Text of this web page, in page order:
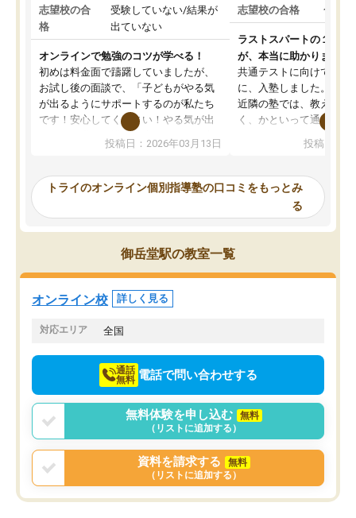
志望校の合
格
受験していない/結果が
出ていない
オンラインで勉強のコツが学べる！
初めは料金面で躊躇していましたが、
お試し後の面談で、「子どもがやる気
が出るようにサポートするのが私たち
です！安心してください！やる気が出
ないのは私たち講師の責任です」と言
ってくださり、確かに！と考えて、思
ったんですが、学生の先生から学ぶこ
み、徐々に成績が上がったらいいなと
思っていました。何が今足りないのか
を的確に指導いただき、子どももびっ
くりするほど楽しんでやる気を持って
塾を受けています。狙い通り、少しず
つ成績も上がり、苦手意識も無くなっ
てきたので、さらに苦手な数学も追加
でお願いしました。来年の高校受験に
投稿日：2026年03月13日
志望校の合格 合格
ラストスパートの１か月
が、本当に助かりました
共通テストに向けての追
に、入塾しました。田舎
近隣の塾では、教えても
く、かといって通うには
可能なので本当に助か
らないところをピンポイ
頂いて、とてもわかり
していました。一生を
スト、多少お金がかかっ
投稿日：
トライのオンライン個別指導塾の口コミをもっとみ
る
御岳堂駅の教室一覧
オンライン校 詳しく見る
対応エリア 全国
通話
無料 電話で問い合わせする
無料体験を申し込む
無料
（リストに追加する）
資料を請求する
無料
（リストに追加する）